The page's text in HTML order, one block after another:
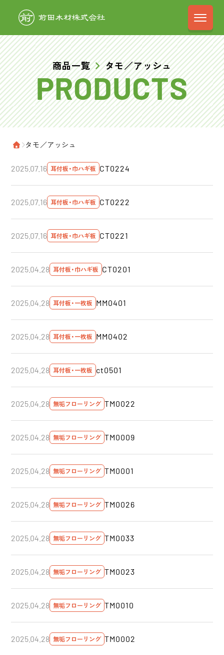
前田木材株式
商品一覧 タモ／アッシュ
ホーム
›タモ／アッシュ
2025.07.16 耳付板・巾ハギ板 CT0224
2025.07.16 耳付板・巾ハギ板 CT0222
2025.07.16 耳付板・巾ハギ板 CT0221
2025.04.28 耳付板・巾ハギ板 CT0201
2025.04.28 耳付板・一枚板 MM0401
2025.04.28 耳付板・一枚板 MM0402
2025.04.28 耳付板・一枚板 ct0501
2025.04.28 無垢フローリング TM0022
2025.04.28 無垢フローリング TM0009
2025.04.28 無垢フローリング TM0001
2025.04.28 無垢フローリング TM0026
2025.04.28 無垢フローリング TM0033
2025.04.28 無垢フローリング TM0023
2025.04.28 無垢フローリング TM0010
2025.04.28 無垢フローリング TM0002